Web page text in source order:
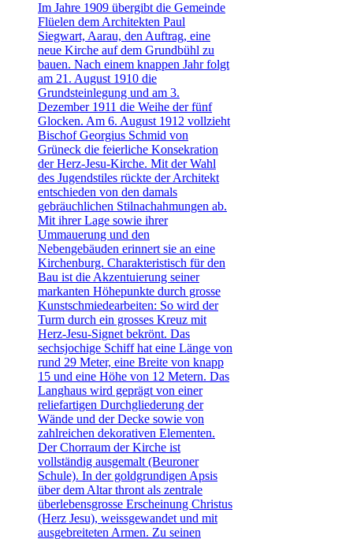
Im Jahre 1909 übergibt die Gemeinde
Flüelen dem Architekten Paul
Siegwart, Aarau, den Auftrag, eine
neue Kirche auf dem Grundbühl zu
bauen. Nach einem knappen Jahr folgt
am 21. August 1910 die
Grundsteinlegung und am 3.
Dezember 1911 die Weihe der fünf
Glocken. Am 6. August 1912 vollzieht
Bischof Georgius Schmid von
Grüneck die feierliche Konsekration
der Herz-Jesu-Kirche. Mit der Wahl
des Jugendstiles rückte der Architekt
entschieden von den damals
gebräuchlichen Stilnachahmungen ab.
Mit ihrer Lage sowie ihrer
Ummauerung und den
Nebengebäuden erinnert sie an eine
Kirchenburg. Charakteristisch für den
Bau ist die Akzentuierung seiner
markanten Höhepunkte durch grosse
Kunstschmiedearbeiten: So wird der
Turm durch ein grosses Kreuz mit
Herz-Jesu-Signet bekrönt. Das
sechsjochige Schiff hat eine Länge von
rund 29 Meter, eine Breite von knapp
15 und eine Höhe von 12 Metern. Das
Langhaus wird geprägt von einer
reliefartigen Durchgliederung der
Wände und der Decke sowie von
zahlreichen dekorativen Elementen.
Der Chorraum der Kirche ist
vollständig ausgemalt (Beuroner
Schule). In der goldgrundigen Apsis
über dem Altar thront als zentrale
überlebensgrosse Erscheinung Christus
(Herz Jesu), weissgewandet und mit
ausgebreiteten Armen. Zu seinen